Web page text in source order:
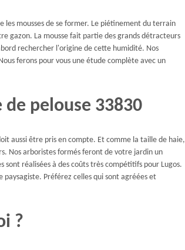
mousses de se former. Le piétinement du terrain
gazon. La mousse fait partie des grands détracteurs
rechercher l'origine de cette humidité. Nos
ferons pour vous une étude complète avec un
pelouse 33830
aussi être pris en compte. Et comme la taille de haie,
Nos arboristes formés feront de votre jardin un
réalisées à des coûts très compétitifs pour Lugos.
paysagiste. Préférez celles qui sont agréées et
?